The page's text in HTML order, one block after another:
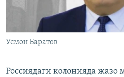
Усмон Баратов
Россиядаги колонияда жазо